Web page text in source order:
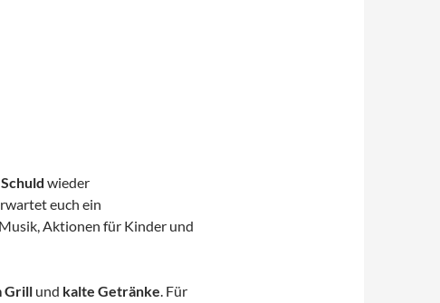
wieder
euch ein
Aktionen für Kinder und
Grill und kalte Getränke. Für